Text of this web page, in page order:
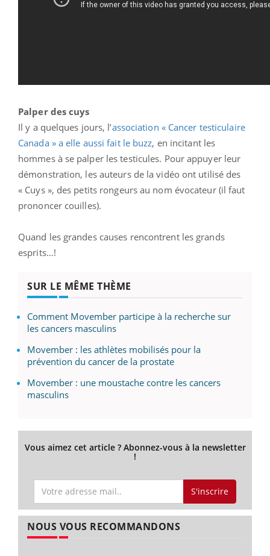
Palper des cuys
Il y a quelques jours, l’association « Cancer testiculaire
Canada » a elle aussi fait le buzz, en incitant les
hommes à se palper les testicules. Pour appuyer leur
démonstration, les auteurs de la vidéo ont utilisé des
« Cuys », des petits rongeurs au nom évocateur (il faut
prononcer couilles).
Quand les grandes causes rencontrent les grands
esprits…!
SUR LE MÊME THÈME
Comment Movember participe à la recherche sur
les cancers masculins
Movember : les athlètes mobilisés pour la
prévention du cancer de la prostate
Movember : une moustache contre les cancers
masculins
Vous aimez cet article ? Abonnez-vous à la newsletter
!
S'inscrire
NOUS VOUS RECOMMANDONS